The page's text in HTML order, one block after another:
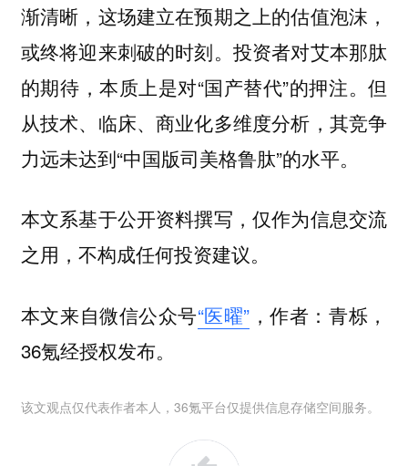
渐清晰，这场建立在预期之上的估值泡沫，
或终将迎来刺破的时刻。投资者对艾本那肽
的期待，本质上是对“国产替代”的押注。但
从技术、临床、商业化多维度分析，其竞争
力远未达到“中国版司美格鲁肽”的水平。
本文系基于公开资料撰写，仅作为信息交流
之用，不构成任何投资建议。
本文来自微信公众号“医曜” ，作者：青栎，
36氪经授权发布。
该文观点仅代表作者本人，36氪平台仅提供信息存储空间服务。